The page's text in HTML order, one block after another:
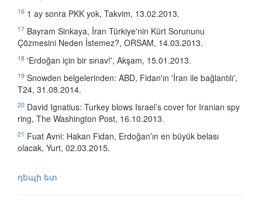
16 1 ay sonra PKK yok, Takvim, 13.02.2013.
17 Bayram Sinkaya, İran Türkiye'nin Kürt Sorununu
Çözmesini Neden İstemez?, ORSAM, 14.03.2013.
18 'Erdoğan için bir sınav!', Akşam‎, 15.01.2013.
19 Snowden belgelerinden: ABD, Fidan'ın 'İran ile bağlantılı',
T24, 31.08.2014.
20 David Ignatius: Turkey blows Israel’s cover for Iranian spy
ring, The Washington Post, 16.10.2013.
21 Fuat Avni: Hakan Fidan, Erdoğan’ın en büyük belası
olacak, Yurt, 02.03.2015.
դեպի ետ